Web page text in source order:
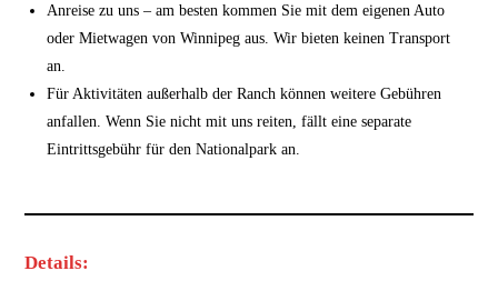
Anreise zu uns – am besten kommen Sie mit dem eigenen Auto
oder Mietwagen von Winnipeg aus. Wir bieten keinen Transport
an.
Für Aktivitäten außerhalb der Ranch können weitere Gebühren
anfallen. Wenn Sie nicht mit uns reiten, fällt eine separate
Eintrittsgebühr für den Nationalpark an.
Details: